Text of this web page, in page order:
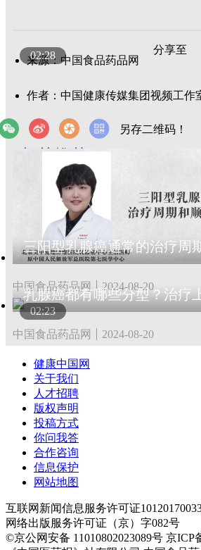
来源：中国食品药品网
作者：中国健康传媒集团视频工作
分享至
另存二维码！
相关推荐
02:28
中国食品药品网 2024-08-20
02:23
中国食品药品网 2024-08-20
健康中国网
关于我们
人才招聘
版权声明
投稿方式
你问我答
合作咨询
信息保护
网站地图
互联网新闻信息服务许可证
网络出版服务许可证（京）字082号
©京公网安备 11010802023089号 京ICP